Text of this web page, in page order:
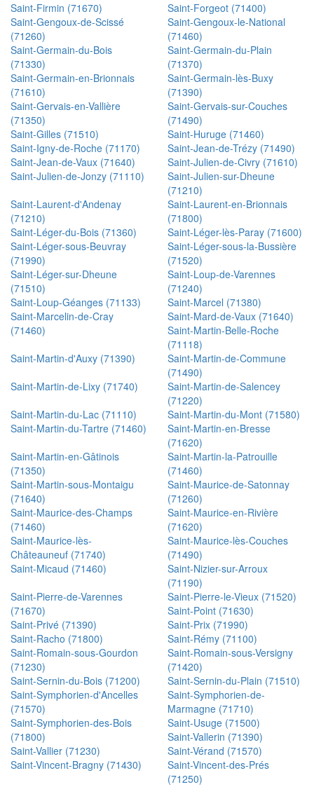
Saint-Firmin (71670)
Saint-Forgeot (71400)
Saint-Gengoux-de-Scissé
(71260)
Saint-Gengoux-le-National
(71460)
Saint-Germain-du-Bois
(71330)
Saint-Germain-du-Plain
(71370)
Saint-Germain-en-Brionnais
(71610)
Saint-Germain-lès-Buxy
(71390)
Saint-Gervais-en-Vallière
(71350)
Saint-Gervais-sur-Couches
(71490)
Saint-Gilles (71510)
Saint-Huruge (71460)
Saint-Igny-de-Roche (71170)
Saint-Jean-de-Trézy (71490)
Saint-Jean-de-Vaux (71640)
Saint-Julien-de-Civry (71610)
Saint-Julien-de-Jonzy (71110)
Saint-Julien-sur-Dheune
(71210)
Saint-Laurent-d'Andenay
(71210)
Saint-Laurent-en-Brionnais
(71800)
Saint-Léger-du-Bois (71360)
Saint-Léger-lès-Paray (71600)
Saint-Léger-sous-Beuvray
(71990)
Saint-Léger-sous-la-Bussière
(71520)
Saint-Léger-sur-Dheune
(71510)
Saint-Loup-de-Varennes
(71240)
Saint-Loup-Géanges (71133)
Saint-Marcel (71380)
Saint-Marcelin-de-Cray
(71460)
Saint-Mard-de-Vaux (71640)
Saint-Martin-Belle-Roche
(71118)
Saint-Martin-d'Auxy (71390)
Saint-Martin-de-Commune
(71490)
Saint-Martin-de-Lixy (71740)
Saint-Martin-de-Salencey
(71220)
Saint-Martin-du-Lac (71110)
Saint-Martin-du-Mont (71580)
Saint-Martin-du-Tartre (71460)
Saint-Martin-en-Bresse
(71620)
Saint-Martin-en-Gâtinois
(71350)
Saint-Martin-la-Patrouille
(71460)
Saint-Martin-sous-Montaigu
(71640)
Saint-Maurice-de-Satonnay
(71260)
Saint-Maurice-des-Champs
(71460)
Saint-Maurice-en-Rivière
(71620)
Saint-Maurice-lès-
Châteauneuf (71740)
Saint-Maurice-lès-Couches
(71490)
Saint-Micaud (71460)
Saint-Nizier-sur-Arroux
(71190)
Saint-Pierre-de-Varennes
(71670)
Saint-Pierre-le-Vieux (71520)
Saint-Point (71630)
Saint-Privé (71390)
Saint-Prix (71990)
Saint-Racho (71800)
Saint-Rémy (71100)
Saint-Romain-sous-Gourdon
(71230)
Saint-Romain-sous-Versigny
(71420)
Saint-Sernin-du-Bois (71200)
Saint-Sernin-du-Plain (71510)
Saint-Symphorien-d'Ancelles
(71570)
Saint-Symphorien-de-
Marmagne (71710)
Saint-Symphorien-des-Bois
(71800)
Saint-Usuge (71500)
Saint-Vallerin (71390)
Saint-Vallier (71230)
Saint-Vérand (71570)
Saint-Vincent-Bragny (71430)
Saint-Vincent-des-Prés
(71250)